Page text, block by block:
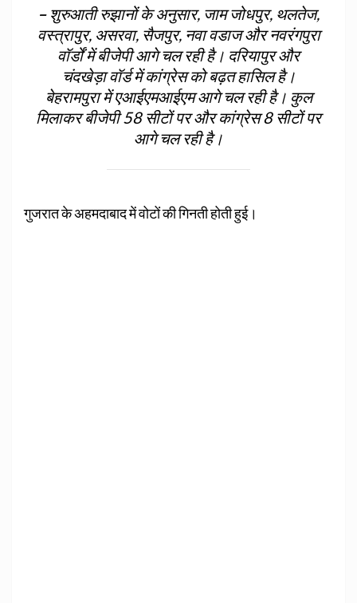
– शुरुआती रुझानों के अनुसार, जाम जोधपुर, थलतेज,
वस्त्रापुर, असरवा, सैजपुर, नवा वडाज और नवरंगपुरा
वॉर्डों में बीजेपी आगे चल रही है। दरियापुर और
चंदखेड़ा वॉर्ड में कांग्रेस को बढ़त हासिल है।
बेहरामपुरा में एआईएमआईएम आगे चल रही है। कुल
मिलाकर बीजेपी 58 सीटों पर और कांग्रेस 8 सीटों पर
आगे चल रही है।
गुजरात के अहमदाबाद में वोटों की गिनती होती हुई।